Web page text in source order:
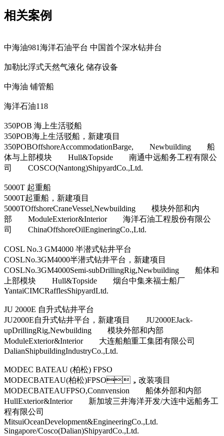
相关案例
中海油981海洋石油平台 中国首个深水钻井台
加勒比浮式天然气液化 储存设备
中海油 铺管船
海洋石油118
350POB 海上生活驳船
350POB海上生活驳船，新建项目
350POBOffshoreAccommodationBarge, Newbuilding 船
体与上部模块 Hull&Topside 南通中远船务工程有限公
司 COSCO(Nantong)ShipyardCo.,Ltd.
5000T 起重船
5000T起重船，新建项目
5000TOffshoreCraneVessel,Newbuilding 模块外部和内
部 ModuleExterior&Interior 海洋石油工程股份有限公
司 ChinaOffshoreOilEngineringCo.,Ltd.
COSL No.3 GM4000 半潜式钻井平台
COSLNo.3GM4000半潜式钻井平台，新建项目
COSLNo.3GM4000Semi-subDrillingRig,Newbuilding 船体和
上部模块 Hull&Topside 烟台中集来福士船厂
YantaiCIMCRafflesShipyardLtd.
JU 2000E 自升式钻井平台
JU2000E自升式钻井平台，新建项目 JU2000EJack-
upDrillingRig,Newbuilding 模块外部和内部
ModuleExterior&Interior 大连船舶重工集团有限公司
DalianShipbuildingIndustryCo.,Ltd.
MODEC BATEAU (柏松) FPSO
MODECBATEAU(柏松)FPSO，改装项目
MODECBATEAUFPSO,Connvension 船体外部和内部
HullExterior&Interior 新加坡三井海洋开发/大连中远船务工
程有限公司
MitsuiOceanDevelopment&EngineeringCo.,Ltd.
Singapore/Cosco(Dalian)ShipyardCo.,Ltd.